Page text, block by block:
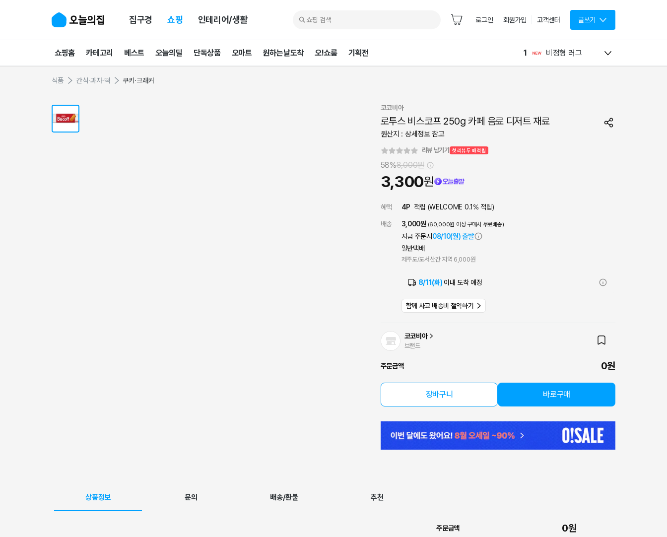
집구경 쇼핑 인테리어/생활 로그인 회원가입 고객센터 글쓰기
쇼핑홈 카테고리 베스트 오늘의딜 단독상품 오마트 원하는날도착 오!쇼룸 기획전 1 비정형 러그
식품 간식·과자·떡 쿠키·크래커
코코비아
로투스 비스코프 250g 카페 음료 디저트 재료
원산지 : 상세정보 참고
리뷰 남기기 첫 리뷰 두 배 적립
58%8,000원
3,300원
혜택 4P 적립 (WELCOME 0.1% 적립)
배송 3,000원 (60,000원 이상 구매시 무료배송)
지금 주문시08/10(월) 출발
일반택배
제주도/도서산간 지역 6,000원
8/11(화) 이내 도착 예정
함께 사고 배송비 절약하기
코코비아
브랜드
주문금액 0원
장바구니 바로구매
상품정보 문의 배송/환불 추천
주문금액 0원